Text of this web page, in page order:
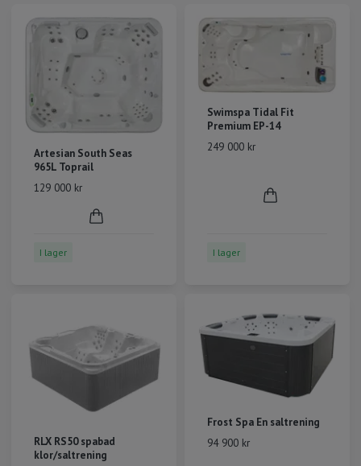
Artesian South Seas
965L Toprail
129 000 kr
I lager
Swimspa Tidal Fit
Premium EP-14
249 000 kr
I lager
RLX RS50 spabad
klor/saltrening
Frost Spa En saltrening
94 900 kr